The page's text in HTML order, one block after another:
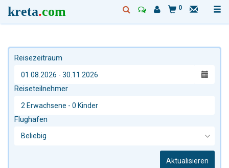
kreta.com 0
Reisezeitraum
Reiseteilnehmer
Flughafen
Aktualisieren